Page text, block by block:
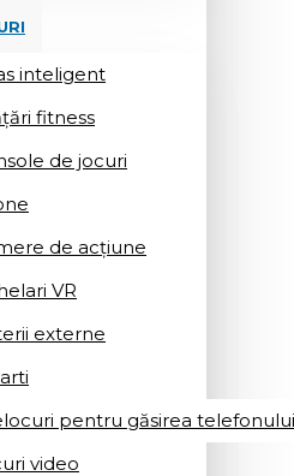
inteligent
fitness
de jocuri
de acțiune
VR
externe
pentru găsirea telefonului
video